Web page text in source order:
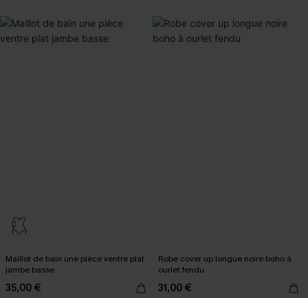
Maillot de bain une pièce ventre plat
jambe basse
35,00 €
Robe cover up longue noire boho à
ourlet fendu
31,00 €